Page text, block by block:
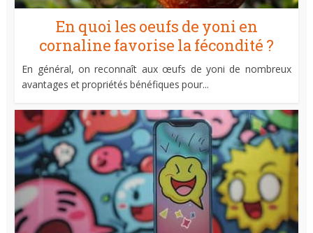
En quoi les oeufs de yoni en
cornaline favorise la fécondité ?
En général, on reconnaît aux œufs de yoni de nombreux
avantages et propriétés bénéfiques pour...